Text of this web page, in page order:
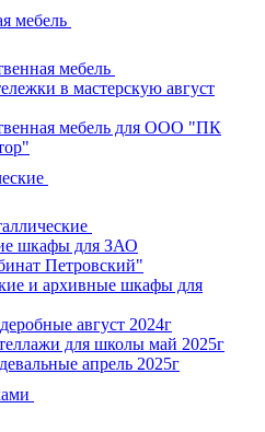
мебель
мебель
в мастерскую август
мебель для ООО "ПК
шкафы для ЗАО
Петровский"
и архивные шкафы для
август 2024г
для школы май 2025г
апрель 2025г